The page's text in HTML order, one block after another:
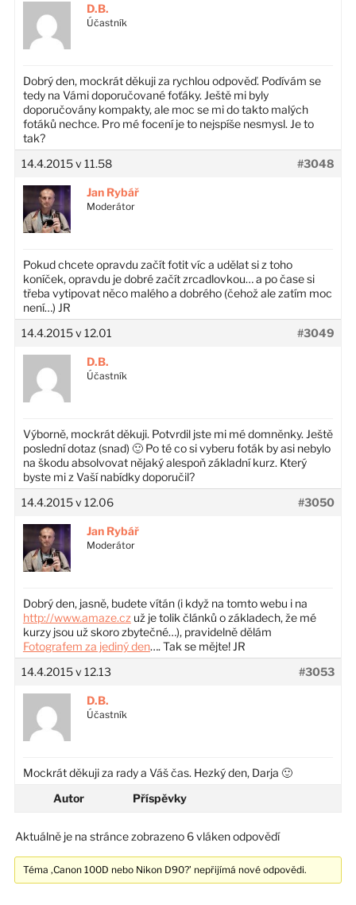
D.B.
Účastník
Dobrý den, mockrát děkuji za rychlou odpověď. Podívám se
tedy na Vámi doporučované foťáky. Ještě mi byly
doporučovány kompakty, ale moc se mi do takto malých
fotáků nechce. Pro mé focení je to nejspíše nesmysl. Je to
tak?
14.4.2015 v 11.58
#3048
Jan Rybář
Moderátor
Pokud chcete opravdu začít fotit víc a udělat si z toho
koníček, opravdu je dobré začít zrcadlovkou… a po čase si
třeba vytipovat něco malého a dobrého (čehož ale zatím moc
není…) JR
14.4.2015 v 12.01
#3049
D.B.
Účastník
Výborně, mockrát děkuji. Potvrdil jste mi mé domněnky. Ještě
poslední dotaz (snad) 🙂 Po té co si vyberu foták by asi nebylo
na škodu absolvovat nějaký alespoň základní kurz. Který
byste mi z Vaší nabídky doporučil?
14.4.2015 v 12.06
#3050
Jan Rybář
Moderátor
Dobrý den, jasně, budete vítán (i když na tomto webu i na
http://www.amaze.cz už je tolik článků o základech, že mé
kurzy jsou už skoro zbytečné…), pravidelně dělám
Fotografem za jediný den…. Tak se mějte! JR
14.4.2015 v 12.13
#3053
D.B.
Účastník
Mockrát děkuji za rady a Váš čas. Hezký den, Darja 🙂
Autor
Příspěvky
Aktuálně je na stránce zobrazeno 6 vláken odpovědí
Téma ‚Canon 100D nebo Nikon D90?’ nepřijímá nové odpovědi.